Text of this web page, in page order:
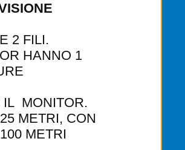
2 FILI.
HANNO 1
IL MONITOR.
METRI, CON
METRI